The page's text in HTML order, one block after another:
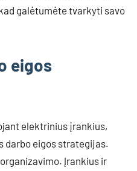
galėtumėte tvarkyti savo
eigos
elektrinius įrankius,
darbo eigos strategijas.
organizavimo. Įrankius ir